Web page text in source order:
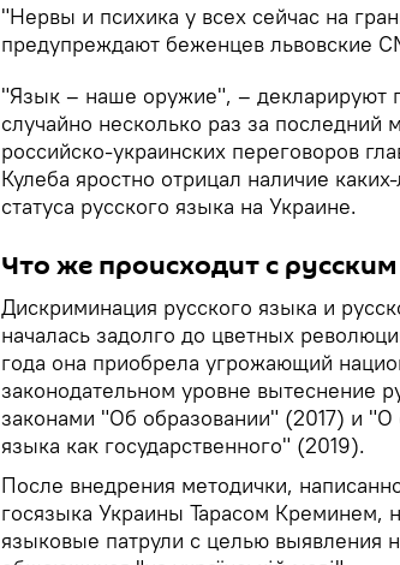
"Нервы и психика у всех сейчас на
предупреждают беженцев львовские
"Язык – наше оружие", – декларируют
случайно несколько раз за последний
российско-украинских переговоров
Кулеба яростно отрицал наличие
статуса русского языка на Украине.
Что же происходит с
Дискриминация русского языка и
началась задолго до цветных
года она приобрела угрожающий
законодательном уровне вытеснение
законами "Об образовании" (2017) и "О
языка как государственного" (2019).
После внедрения методички,
госязыка Украины Тарасом Креминем,
языковые патрули с целью выявления